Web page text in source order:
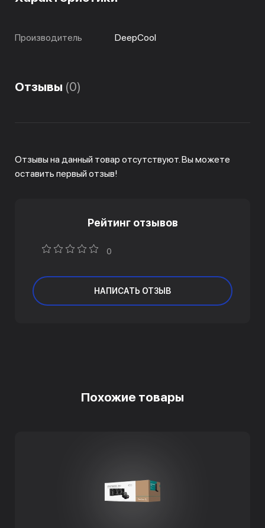
Производитель DeepCool
Отзывы (0)
Отзывы на данный товар отсутствуют. Вы можете
оставить первый отзыв!
Рейтинг отзывов
0
НАПИСАТЬ ОТЗЫВ
Похожие товары